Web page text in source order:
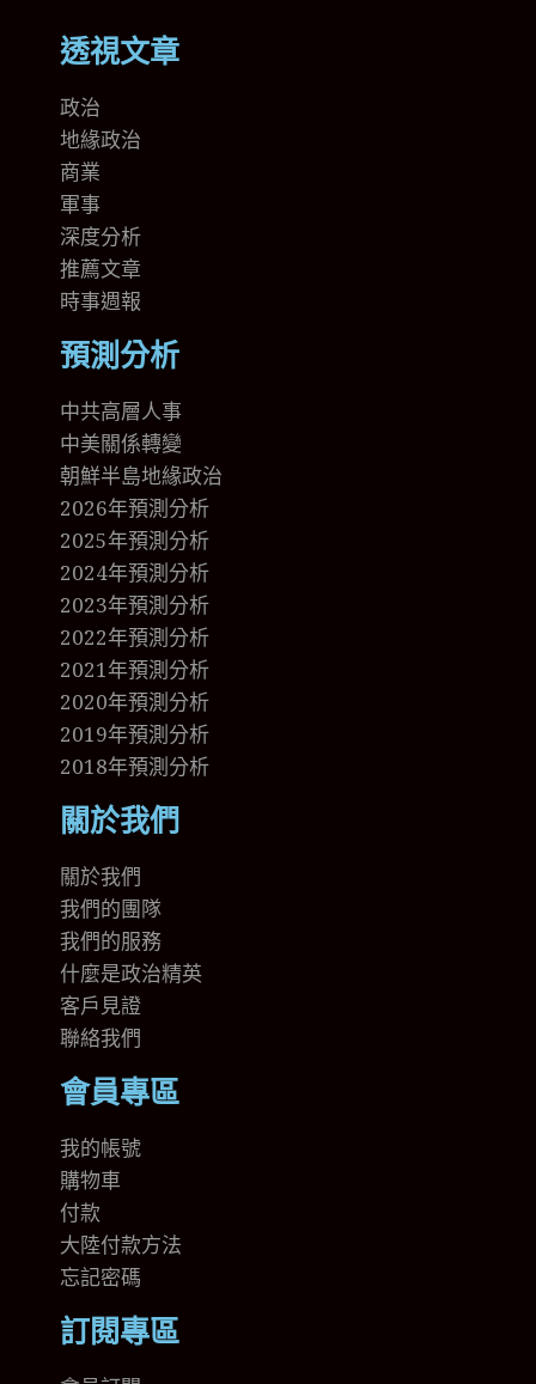
透視文章
政治
地緣政治
商業
軍事
深度分析
推薦文章
時事週報
預測分析
中共高層人事
中美關係轉變
朝鮮半島地緣政治
2026年預測分析
2025年預測分析
2024年預測分析
2023年預測分析
2022年預測分析
2021年預測分析
2020年預測分析
2019年預測分析
2018年預測分析
關於我們
關於我們
我們的團隊
我們的服務
什麼是政治精英
客戶見證
聯絡我們
會員專區
我的帳號
購物車
付款
大陸付款方法
忘記密碼
訂閱專區